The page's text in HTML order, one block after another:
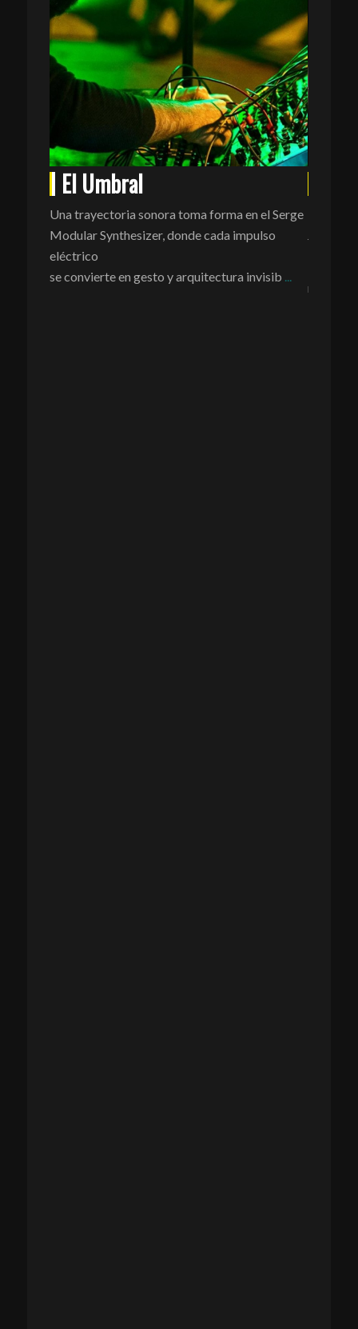
El Umbral
Una trayectoria sonora toma forma en el Serge
Modular Synthesizer, donde cada impulso
eléctrico
se convierte en gesto y arquitectura invisib ...
mirada